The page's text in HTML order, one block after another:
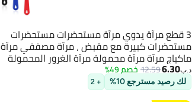
3 قطع مرآة يدوي مرآة مستحضرات مستحضرات
مستحضرات كبيرة مع مقبض ، مرآة مصففي مرآة
ماكياج مرآة مرآة محمولة مرآة الغرور المحمولة
للسفر والمنزل والصالون (لون عشوائي)
د.ب‏6.30
12.59خصم 49%
لك رصيد مسترجع 10% + 2